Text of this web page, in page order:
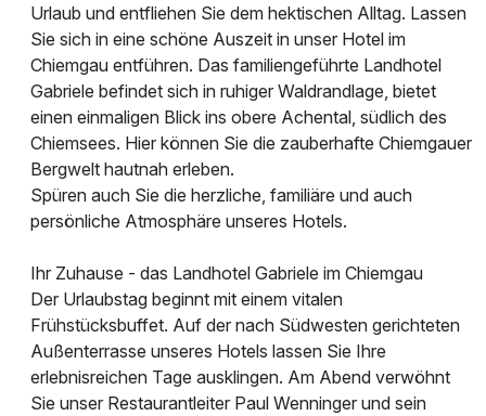
Urlaub und entfliehen Sie dem hektischen Alltag. Lassen
Sie sich in eine schöne Auszeit in unser Hotel im
Chiemgau entführen. Das familiengeführte Landhotel
Gabriele befindet sich in ruhiger Waldrandlage, bietet
einen einmaligen Blick ins obere Achental, südlich des
Chiemsees. Hier können Sie die zauberhafte Chiemgauer
Bergwelt hautnah erleben.
Spüren auch Sie die herzliche, familiäre und auch
persönliche Atmosphäre unseres Hotels.
Ihr Zuhause - das Landhotel Gabriele im Chiemgau
Der Urlaubstag beginnt mit einem vitalen
Frühstücksbuffet. Auf der nach Südwesten gerichteten
Außenterrasse unseres Hotels lassen Sie Ihre
erlebnisreichen Tage ausklingen. Am Abend verwöhnt
Sie unser Restaurantleiter Paul Wenninger und sein